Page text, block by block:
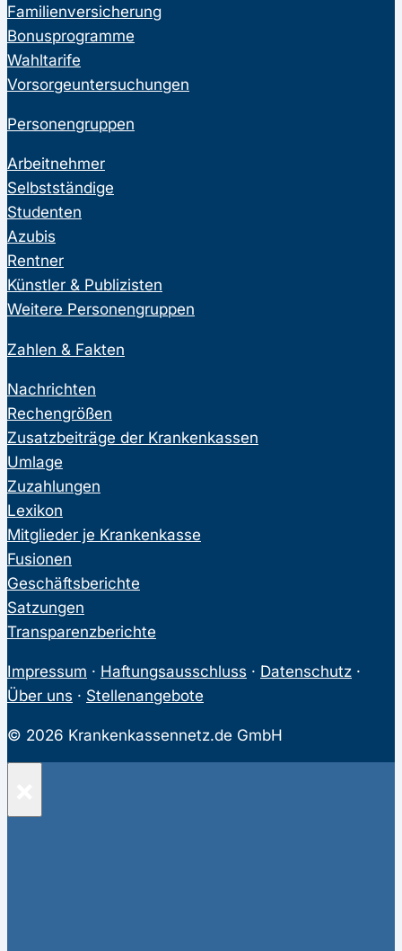
Familienversicherung
Bonusprogramme
Wahltarife
Vorsorgeuntersuchungen
Personengruppen
Arbeitnehmer
Selbstständige
Studenten
Azubis
Rentner
Künstler & Publizisten
Weitere Personengruppen
Zahlen & Fakten
Nachrichten
Rechengrößen
Zusatzbeiträge der Krankenkassen
Umlage
Zuzahlungen
Lexikon
Mitglieder je Krankenkasse
Fusionen
Geschäftsberichte
Satzungen
Transparenzberichte
Impressum · Haftungsausschluss · Datenschutz ·
Über uns · Stellenangebote
© 2026 Krankenkassennetz.de GmbH